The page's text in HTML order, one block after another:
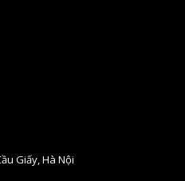
Giấy, Hà Nội